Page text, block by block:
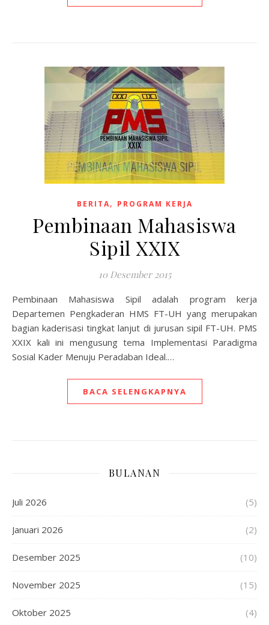
BERITA, PROGRAM KERJA
Pembinaan Mahasiswa
Sipil XXIX
10 Desember 2015
Pembinaan Mahasiswa Sipil adalah program kerja
Departemen Pengkaderan HMS FT-UH yang merupakan
bagian kaderisasi tingkat lanjut di jurusan sipil FT-UH. PMS
XXIX kali ini mengusung tema Implementasi Paradigma
Sosial Kader Menuju Peradaban Ideal.…
BACA SELENGKAPNYA
BULANAN
Juli 2026 (5)
Januari 2026 (2)
Desember 2025 (10)
November 2025 (15)
Oktober 2025 (4)